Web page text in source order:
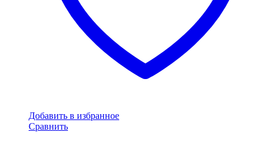
Добавить в избранное
Сравнить